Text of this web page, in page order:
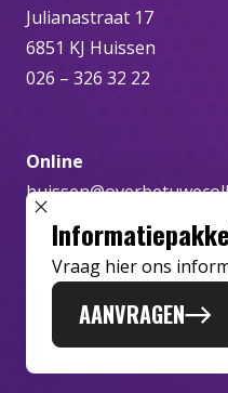
Julianastraat 17
6851 KJ Huissen
026 – 326 32 22
Online
SLUIT POPUP
Vraag hier ons
AANVRAGEN